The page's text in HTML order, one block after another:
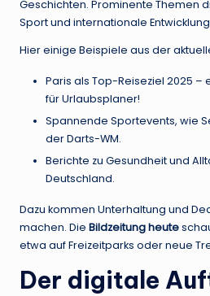
Geschichten. Prominente Themen
Sport und internationale
Hier einige Beispiele aus der
Paris als Top-Reiseziel 2025
für Urlaubsplaner!
Spannende Sportevents, wie
der Darts-WM.
Berichte zu Gesundheit und
Deutschland.
Dazu kommen Unterhaltung und
machen. Die Bildzeitung heute
etwa auf Freizeitparks oder neue
Der digitale